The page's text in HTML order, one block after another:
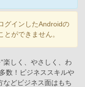
グインしたAndroidの
ができません。
楽しく、やさしく、わ
数！ビジネススキルや
などビジネス面はもち